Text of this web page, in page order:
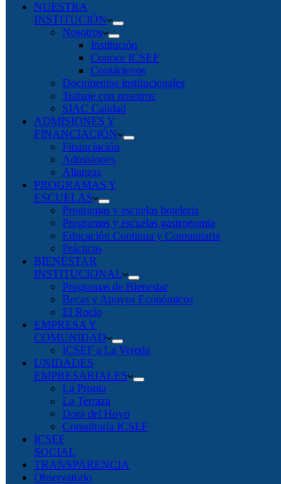
NUESTRA
INSTITUCIÓN
Nosotros
Institución
Conoce ICSEF
Contáctenos
Documentos institucionales
Trabaje con nosotros
SIAC Calidad
ADMISIONES Y
FINANCIACIÓN
Financiación
Admisiones
Alianzas
PROGRAMAS Y
ESCUELAS
Programas y escuelas hoteleria
Programas y escuelas gastronomia
Educación Continua y Comunitaria
Prácticas
BIENESTAR
INSTITUCIONAL
Programas de Bienestar
Becas y Apoyos Económicos
El Rocío
EMPRESA Y
COMUNIDAD
ICSEF a La Vereda
UNIDADES
EMPRESARIALES
La Propia
La Terraza
Dora del Hoyo
Consultoría ICSEF
ICSEF
SOCIAL
TRANSPARENCIA
Observatorio